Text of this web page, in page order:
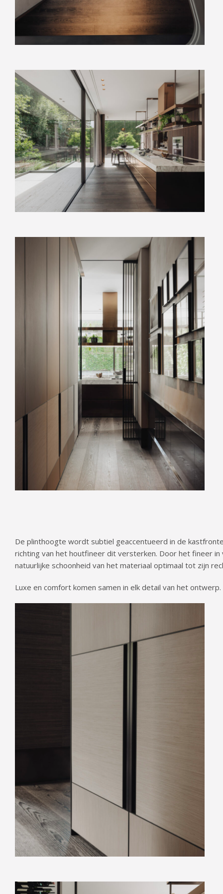
De plinthoogte wordt subtiel geaccentueerd in de
richting van het houtfineer dit versterken. Door het fineer
natuurlijke schoonheid van het materiaal optimaal tot zijn
Luxe en comfort komen samen in elk detail van het ontwerp.